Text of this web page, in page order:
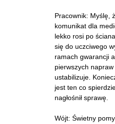
Pracownik: Myślę,
komunikat dla
lekko rosi po
się do uczciwego
ramach gwarancji
pierwszych
ustabilizuje.
jest ten co
nagłośnił sprawę.
Wójt: Świetny